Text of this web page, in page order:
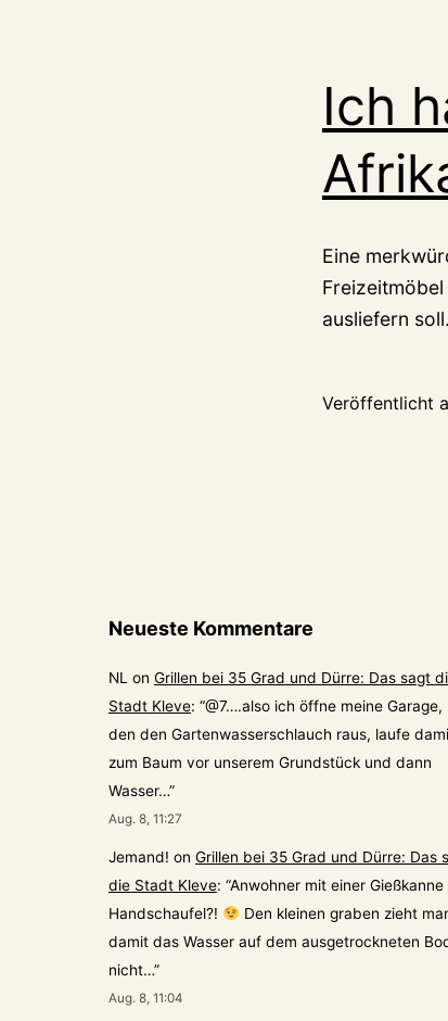
Ich
Eine
ausliefern
Veröffentlicht
Neueste Kommentare
NL on Grillen bei 35 Grad und Dürre: Das sagt
Stadt Kleve: “@7….also ich öffne meine Garage,
den den Gartenwasserschlauch raus, laufe
zum Baum vor unserem Grundstück und dann
Wasser…”
Aug. 8, 11:27
Jemand! on Grillen bei 35 Grad und Dürre: Das
die Stadt Kleve: “Anwohner mit einer Gießkanne
Handschaufel?!
Den kleinen graben zieht
damit das Wasser auf dem ausgetrockneten
nicht…”
Aug. 8, 11:04